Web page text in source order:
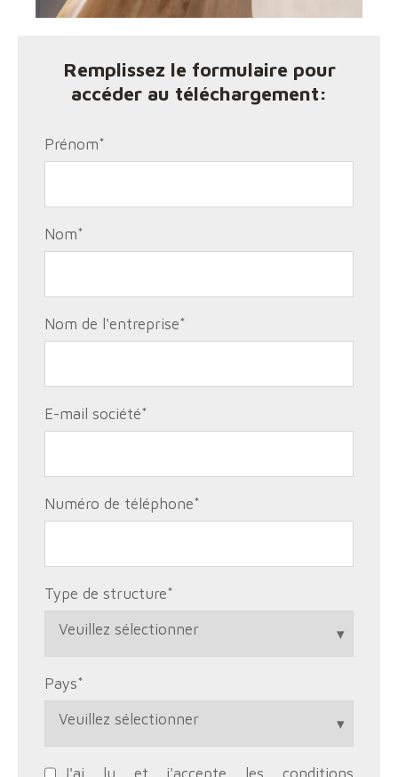
Remplissez le formulaire pour
accéder au téléchargement:
Prénom*
Nom*
Nom de l'entreprise*
E-mail société*
Numéro de téléphone*
Type de structure*
Pays*